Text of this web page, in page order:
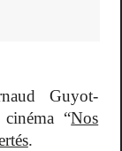
Guyot-
“Nos
.